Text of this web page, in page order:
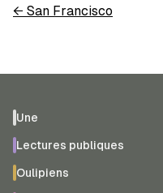
← San Francisco
Une
Lectures publiques
Oulipiens